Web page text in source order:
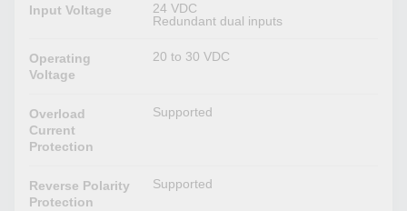
Input Voltage
24 VDC
Redundant dual inputs
Operating
Voltage
20 to 30 VDC
Overload
Current
Protection
Supported
Reverse Polarity
Protection
Supported